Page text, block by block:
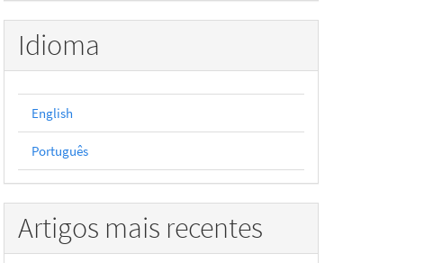
Idioma
English
Português
Artigos mais recentes